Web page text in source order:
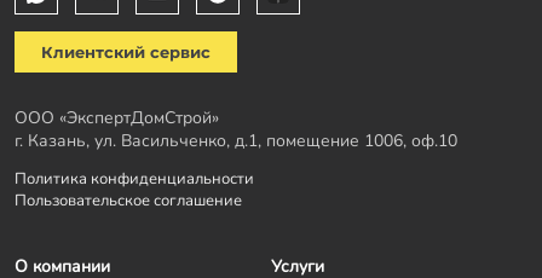
Клиентский сервис
ООО «ЭкспертДомСтрой»
г. Казань, ул. Васильченко, д.1, помещение 1006, оф.10
Политика конфиденциальности
Пользовательское соглашение
О компании Услуги